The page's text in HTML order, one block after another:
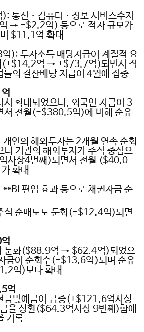
): 통신ㆍ컴퓨터ㆍ정보 서비스수지
억 → -$2.2억) 등으로 적자 규모가
$11.1 억 확대
억): 투자소득 배당지급이 계절적 요
(+$14.2억 → +$73.7억)되면서 적
의 결산배당 지급이 4월에 집중
억
시 확대되었으나, 외국인 자금이 3
서 전월(-$380.5억)에 비해 순유
개인의 해외투자는 2개월 연속 순회
나 기관의 해외투자가 주식 중심으
억사상4번째 )되면서 전월 ($40.0
확대
**BI 편입 효과 등으로 채권자금 순
식 순매도도 둔화(-$12.4억)되면
억
둔화($88.9억 → $62.4억)되었으
금이 순회수(-$13.6억)되며 순유
억)보다 확대
억
금및예금이 급증(+$121.6억사상
을 상환($64.3억사상 9번째 )함에
기록